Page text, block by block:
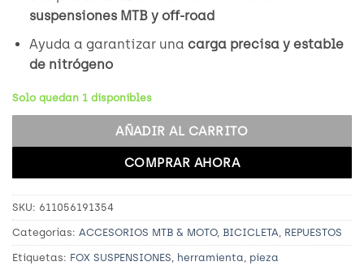
suspensiones MTB y off-road
Ayuda a garantizar una carga precisa y estable
de nitrógeno
Solo quedan 1 disponibles
AÑADIR AL CARRITO
COMPRAR AHORA
SKU: 611056191354
Categorías: ACCESORIOS MTB & MOTO, BICICLETA, REPUESTOS
Etiquetas: FOX SUSPENSIONES, herramienta, pieza